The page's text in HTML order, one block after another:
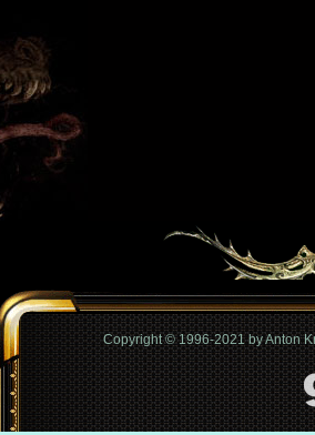
Copyright © 1996-2021 by Anton